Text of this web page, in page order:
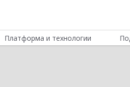
Платформа и технологии